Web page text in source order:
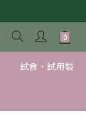
試食、試用裝